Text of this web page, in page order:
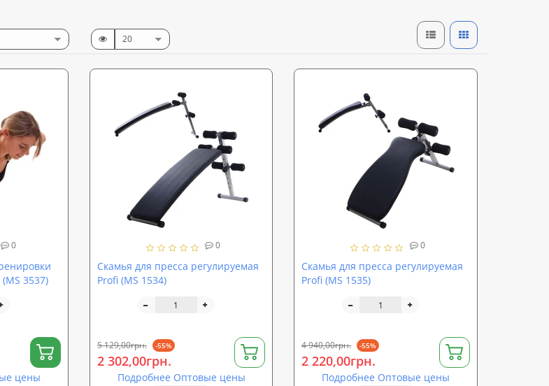
0
3537)
цены
0
Скамья для пресса регулируемая
Profi (MS 1534)
5 129,00грн. -55%
2 302,00грн.
Подробнее Оптовые цены
0
Скамья для пресса регулируемая
Profi (MS 1535)
4 940,00грн. -55%
2 220,00грн.
Подробнее Оптовые цены